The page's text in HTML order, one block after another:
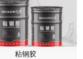
粘钢胶